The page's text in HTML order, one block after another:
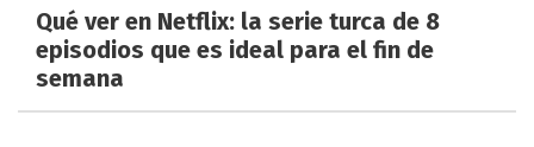
Qué ver en Netflix: la serie turca de 8
episodios que es ideal para el fin de
semana